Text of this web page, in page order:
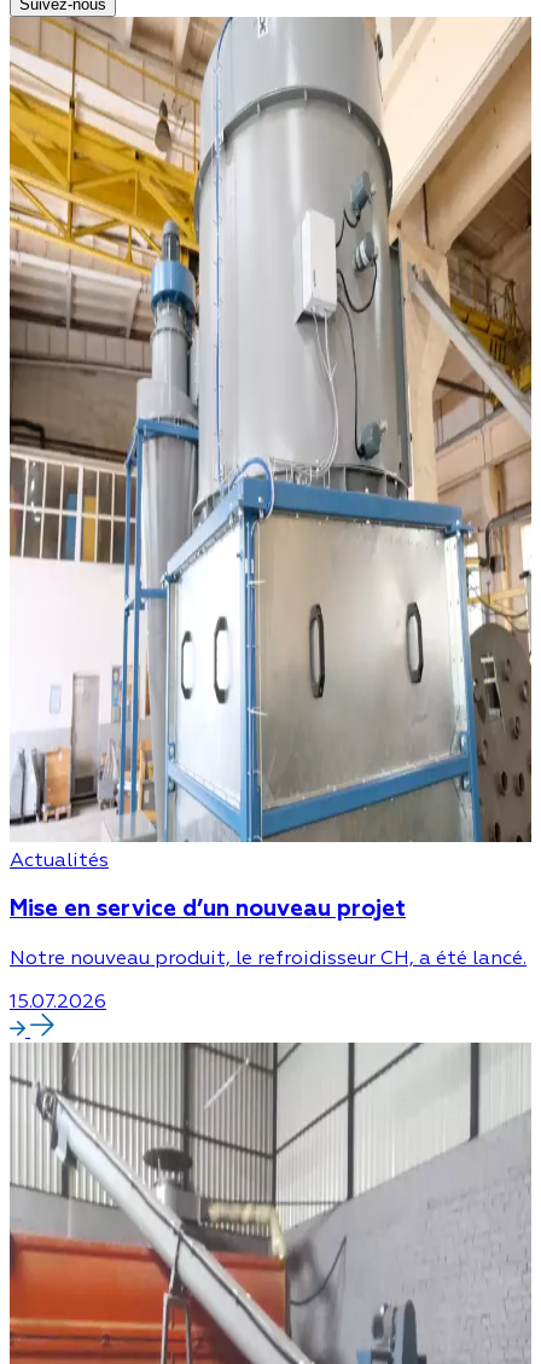
Suivez-nous
Actualités
Mise en service d’un nouveau projet
Notre nouveau produit, le refroidisseur CH, a été lancé.
15.07.2026